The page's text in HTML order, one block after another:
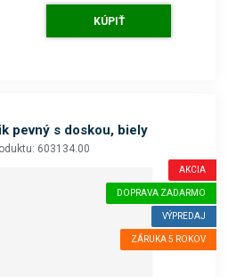
KÚPIŤ
pevný s doskou, biely
603134.00
AKCIA
DOPRAVA ZADARMO
VÝPREDAJ
ZÁRUKA 5 ROKOV